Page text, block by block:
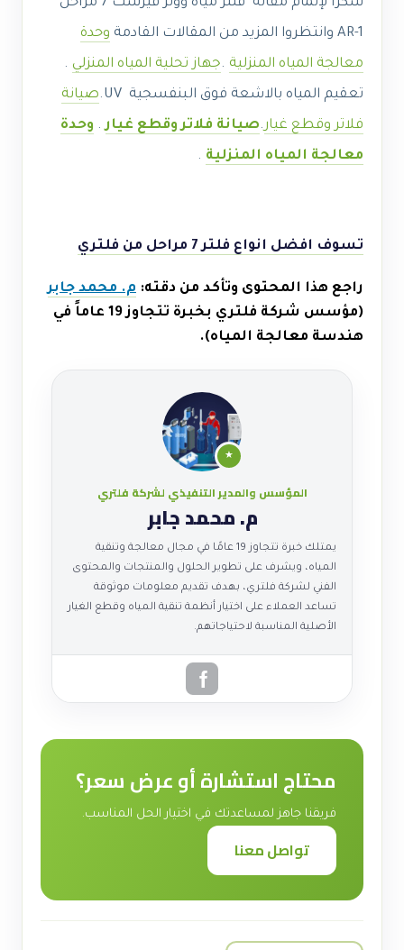
شكرا لإتمام مقاله فلتر مياه ووتر فيرست 7 مراحل
AR-1 وانتظروا المزيد من المقالات القادمة
وحدة
معالجة المياه المنزلية .جهاز تحلية المياه المنزلي .
تعقيم المياه بالاشعة فوق البنفسجية UV.
صيانة
فلاتر وقطع غيار.صيانة فلاتر وقطع غيار. وحدة
معالجة المياه المنزلية .
تسوف افضل انواع فلتر 7 مراحل من فلتري
راجع هذا المحتوى وتأكد من دقته: م. محمد جابر
(مؤسس شركة فلتري بخبرة تتجاوز 19 عاماً في
هندسة معالجة المياه).
★
المؤسس والمدير التنفيذي لشركة فلتري
م. محمد جابر
يمتلك خبرة تتجاوز 19 عامًا في مجال معالجة وتنقية
المياه، ويشرف على تطوير الحلول والمنتجات والمحتوى
الفني لشركة فلتري، بهدف تقديم معلومات موثوقة
تساعد العملاء على اختيار أنظمة تنقية المياه وقطع الغيار
الأصلية المناسبة لاحتياجاتهم.
محتاج استشارة أو عرض سعر؟
فريقنا جاهز لمساعدتك في اختيار الحل المناسب.
تواصل معنا